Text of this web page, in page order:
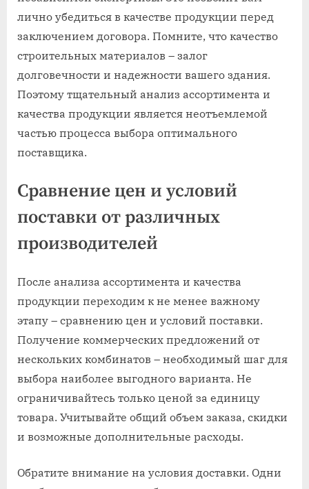
лично убедиться в качестве продукции перед
заключением договора. Помните, что качество
строительных материалов – залог
долговечности и надежности вашего здания.
Поэтому тщательный анализ ассортимента и
качества продукции является неотъемлемой
частью процесса выбора оптимального
поставщика.
Сравнение цен и условий
поставки от различных
производителей
После анализа ассортимента и качества
продукции переходим к не менее важному
этапу – сравнению цен и условий поставки.
Получение коммерческих предложений от
нескольких комбинатов – необходимый шаг для
выбора наиболее выгодного варианта. Не
ограничивайтесь только ценой за единицу
товара. Учитывайте общий объем заказа, скидки
и возможные дополнительные расходы.
Обратите внимание на условия доставки. Одни